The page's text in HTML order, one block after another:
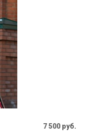
7 500 руб.